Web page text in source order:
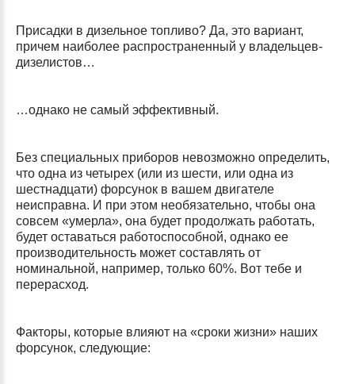
Присадки в дизельное топливо? Да, это вариант,
причем наиболее распространенный у владельцев-
дизелистов…
…однако не самый эффективный.
Без специальных приборов невозможно определить,
что одна из четырех (или из шести, или одна из
шестнадцати) форсунок в вашем двигателе
неисправна. И при этом необязательно, чтобы она
совсем «умерла», она будет продолжать работать,
будет оставаться работоспособной, однако ее
производительность может составлять от
номинальной, например, только 60%. Вот тебе и
перерасход.
Факторы, которые влияют на «сроки жизни» наших
форсунок, следующие: